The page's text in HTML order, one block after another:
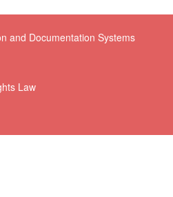
Law